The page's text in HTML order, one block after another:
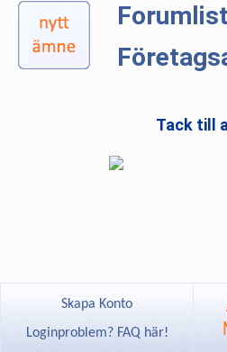
Tack till
Skapa Konto
Loginproblem? FAQ här!